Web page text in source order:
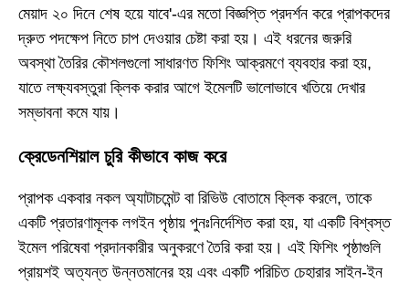
মেয়াদ ২০ দিনে শেষ হয়ে যাবে'-এর মতো বিজ্ঞপ্তি প্রদর্শন করে প্রাপকদের
দ্রুত পদক্ষেপ নিতে চাপ দেওয়ার চেষ্টা করা হয়। এই ধরনের জরুরি
অবস্থা তৈরির কৌশলগুলো সাধারণত ফিশিং আক্রমণে ব্যবহার করা হয়,
যাতে লক্ষ্যবস্তুরা ক্লিক করার আগে ইমেলটি ভালোভাবে খতিয়ে দেখার
সম্ভাবনা কমে যায়।
ক্রেডেনশিয়াল চুরি কীভাবে কাজ করে
প্রাপক একবার নকল অ্যাটাচমেন্ট বা রিভিউ বোতামে ক্লিক করলে, তাকে
একটি প্রতারণামূলক লগইন পৃষ্ঠায় পুনঃনির্দেশিত করা হয়, যা একটি বিশ্বস্ত
ইমেল পরিষেবা প্রদানকারীর অনুকরণে তৈরি করা হয়। এই ফিশিং পৃষ্ঠাগুলি
প্রায়শই অত্যন্ত উন্নতমানের হয় এবং একটি পরিচিত চেহারার সাইন-ইন